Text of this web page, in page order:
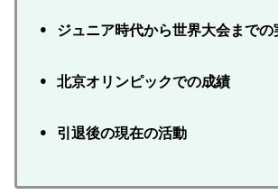
• ジュニア時代から世界大会までの
• 北京オリンピックでの成績
• 引退後の現在の活動